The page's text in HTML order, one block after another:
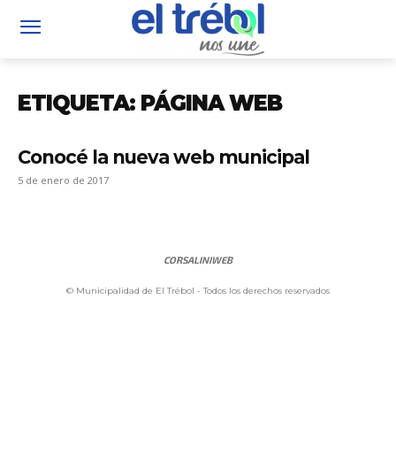
ETIQUETA: PÁGINA WEB
Conocé la nueva web municipal
5 de enero de 2017
CORSALINIWEB
© Municipalidad de El Trébol - Todos los derechos reservados